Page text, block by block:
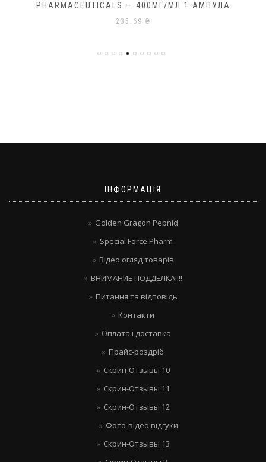
PHARMACEUTICALS — 400МГ/МЛ 1 АМПУЛА
235.69 ₴
ІНФОРМАЦІЯ
Golden Gragon Pepnid
Special Force Pharm
Відео огляд товарів
ВНИМАНИЕ ПОДДЕЛКА!!!!
Питання та відповідь
Контакти
Оплата і доставка
Прайс-роздріб
Скрин-Отзывы 10
Скрин-Отзывы 11
Скрин-Отзывы 12
Фото-відео відгуки
Скрин-Отзывы 13